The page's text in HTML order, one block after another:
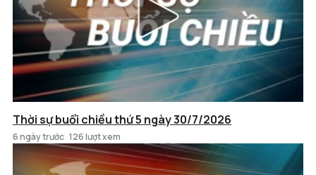
Thời sự buổi chiều thứ 5 ngày 30/7/2026
6 ngày trước 126 lượt xem